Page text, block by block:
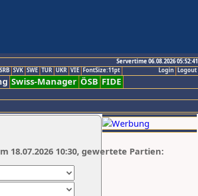
Servertime 06.08.2026 05:52:41
Logout
Login
SRB SVK SWE TUR UKR VIE FontSize:11pt
Swiss-Manager ÖSB FIDE
18.07.2026 10:30, gewertete Partien: